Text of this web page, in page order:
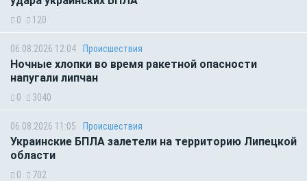
0 120
06.08.2026 12:04 Происшествия
Ночные хлопки во время ракетной опасности
напугали липчан
0 3040
06.08.2026 11:05 Происшествия
Украинские БПЛА залетели на территорию Липецкой
области
0 702